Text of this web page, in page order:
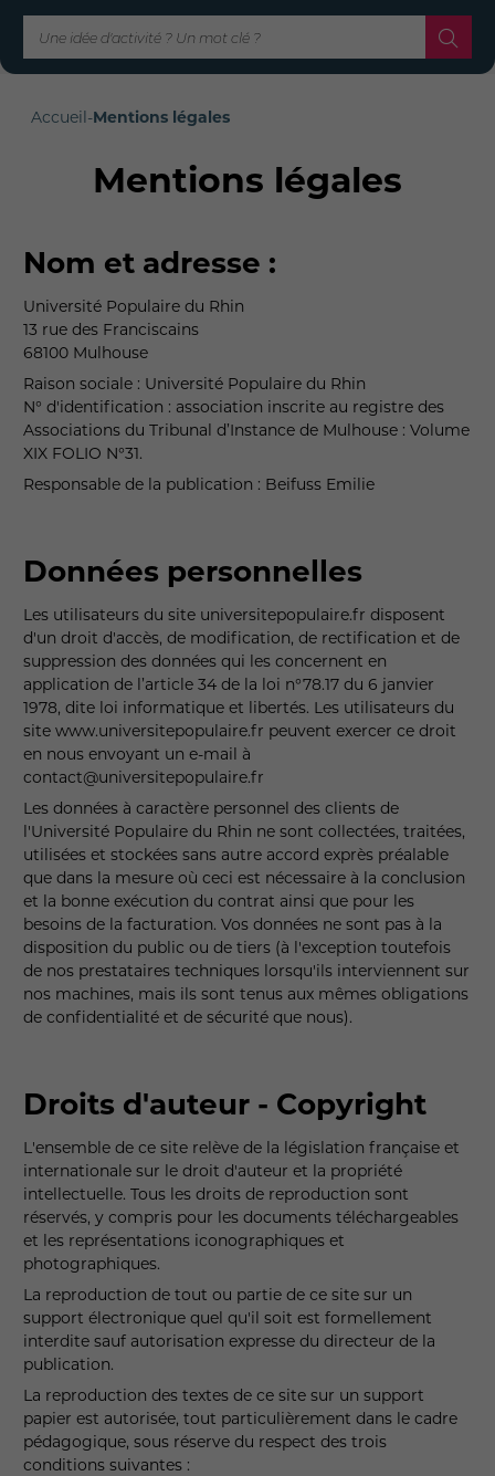
Accueil-Mentions légales
Mentions légales
Nom et adresse :
Université Populaire du Rhin
13 rue des Franciscains
68100 Mulhouse
Raison sociale : Université Populaire du Rhin
N° d'identification : association inscrite au registre des
Associations du Tribunal d’Instance de Mulhouse : Volume
XIX FOLIO N°31.
Responsable de la publication : Beifuss Emilie
Données personnelles
Les utilisateurs du site universitepopulaire.fr disposent
d'un droit d'accès, de modification, de rectification et de
suppression des données qui les concernent en
application de l’article 34 de la loi n°78.17 du 6 janvier
1978, dite loi informatique et libertés. Les utilisateurs du
site www.universitepopulaire.fr peuvent exercer ce droit
en nous envoyant un e-mail à
contact@universitepopulaire.fr
Les données à caractère personnel des clients de
l'Université Populaire du Rhin ne sont collectées, traitées,
utilisées et stockées sans autre accord exprès préalable
que dans la mesure où ceci est nécessaire à la conclusion
et la bonne exécution du contrat ainsi que pour les
besoins de la facturation. Vos données ne sont pas à la
disposition du public ou de tiers (à l'exception toutefois
de nos prestataires techniques lorsqu'ils interviennent sur
nos machines, mais ils sont tenus aux mêmes obligations
de confidentialité et de sécurité que nous).
Droits d'auteur - Copyright
L'ensemble de ce site relève de la législation française et
internationale sur le droit d'auteur et la propriété
intellectuelle. Tous les droits de reproduction sont
réservés, y compris pour les documents téléchargeables
et les représentations iconographiques et
photographiques.
La reproduction de tout ou partie de ce site sur un
support électronique quel qu'il soit est formellement
interdite sauf autorisation expresse du directeur de la
publication.
La reproduction des textes de ce site sur un support
papier est autorisée, tout particulièrement dans le cadre
pédagogique, sous réserve du respect des trois
conditions suivantes :